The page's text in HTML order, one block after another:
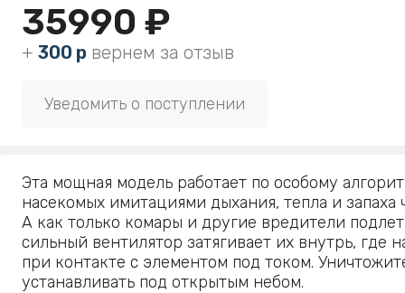
35990 ₽
+ 300 р вернем за отзыв
Уведомить о поступлении
Эта мощная модель работает по особому
насекомых имитациями дыхания, тепла и запаха
А как только комары и другие вредители
сильный вентилятор затягивает их внутрь, где
при контакте с элементом под током.
устанавливать под открытым небом.